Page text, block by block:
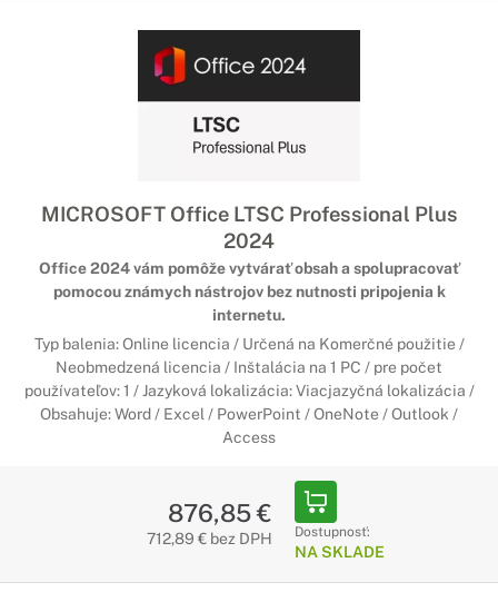
MICROSOFT Office LTSC Professional Plus
2024
Office 2024 vám pomôže vytvárať obsah a spolupracovať
pomocou známych nástrojov bez nutnosti pripojenia k
internetu.
Typ balenia: Online licencia / Určená na Komerčné použitie /
Neobmedzená licencia / Inštalácia na 1 PC / pre počet
používateľov: 1 / Jazyková lokalizácia: Viacjazyčná lokalizácia /
Obsahuje: Word / Excel / PowerPoint / OneNote / Outlook /
Access
876,85 €
712,89 € bez DPH Dostupnosť:
NA SKLADE